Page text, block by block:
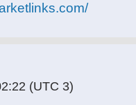
(UTC 3)